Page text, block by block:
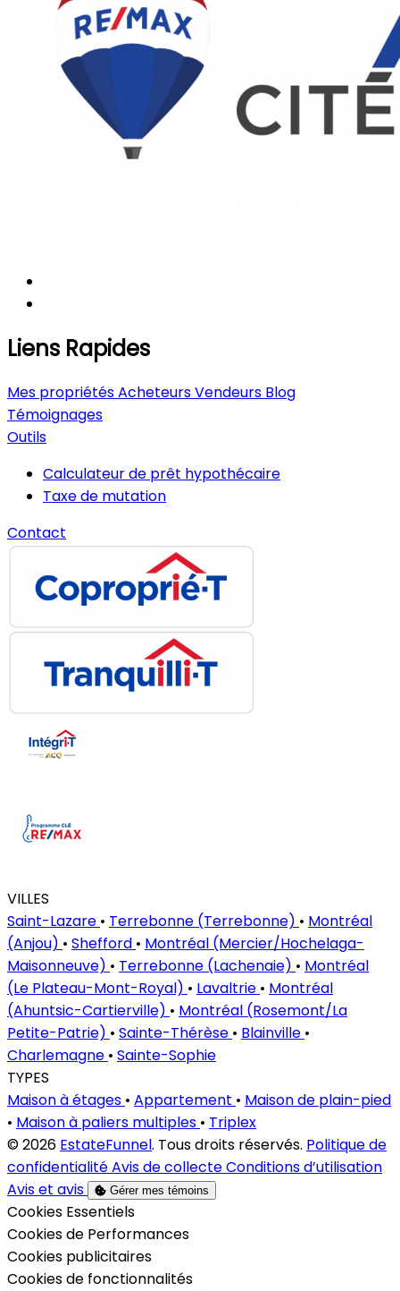
Liens Rapides
Mes propriétésAcheteursVendeurs Blog
Témoignages
Outils
Calculateur de prêt hypothécaire
Taxe de mutation
Contact
VILLES
Saint-Lazare • Terrebonne (Terrebonne) • Montréal
(Anjou) • Shefford • Montréal (Mercier/Hochelaga-
Maisonneuve) • Terrebonne (Lachenaie) • Montréal
(Le Plateau-Mont-Royal) • Lavaltrie • Montréal
(Ahuntsic-Cartierville) • Montréal (Rosemont/La
Petite-Patrie) • Sainte-Thérèse • Blainville •
Charlemagne • Sainte-Sophie
TYPES
Maison à étages • Appartement • Maison de plain-pied
• Maison à paliers multiples • Triplex
© 2026 EstateFunnel. Tous droits réservés. Politique de
confidentialitéAvis de collecteConditions d’utilisation
Avis et avis
Gérer mes témoins
Activer
Cookies Essentiels
Activer
Cookies de Performances
Activer
Cookies publicitaires
Activer
Cookies de fonctionnalités